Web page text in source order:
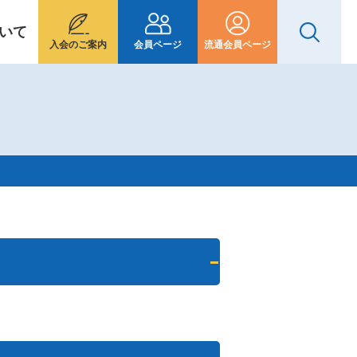
て
入会のご案内 会員ページ 流通会員ページ